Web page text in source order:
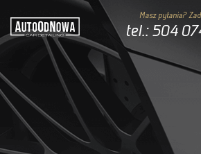
Masz pytania?
tel.: 504